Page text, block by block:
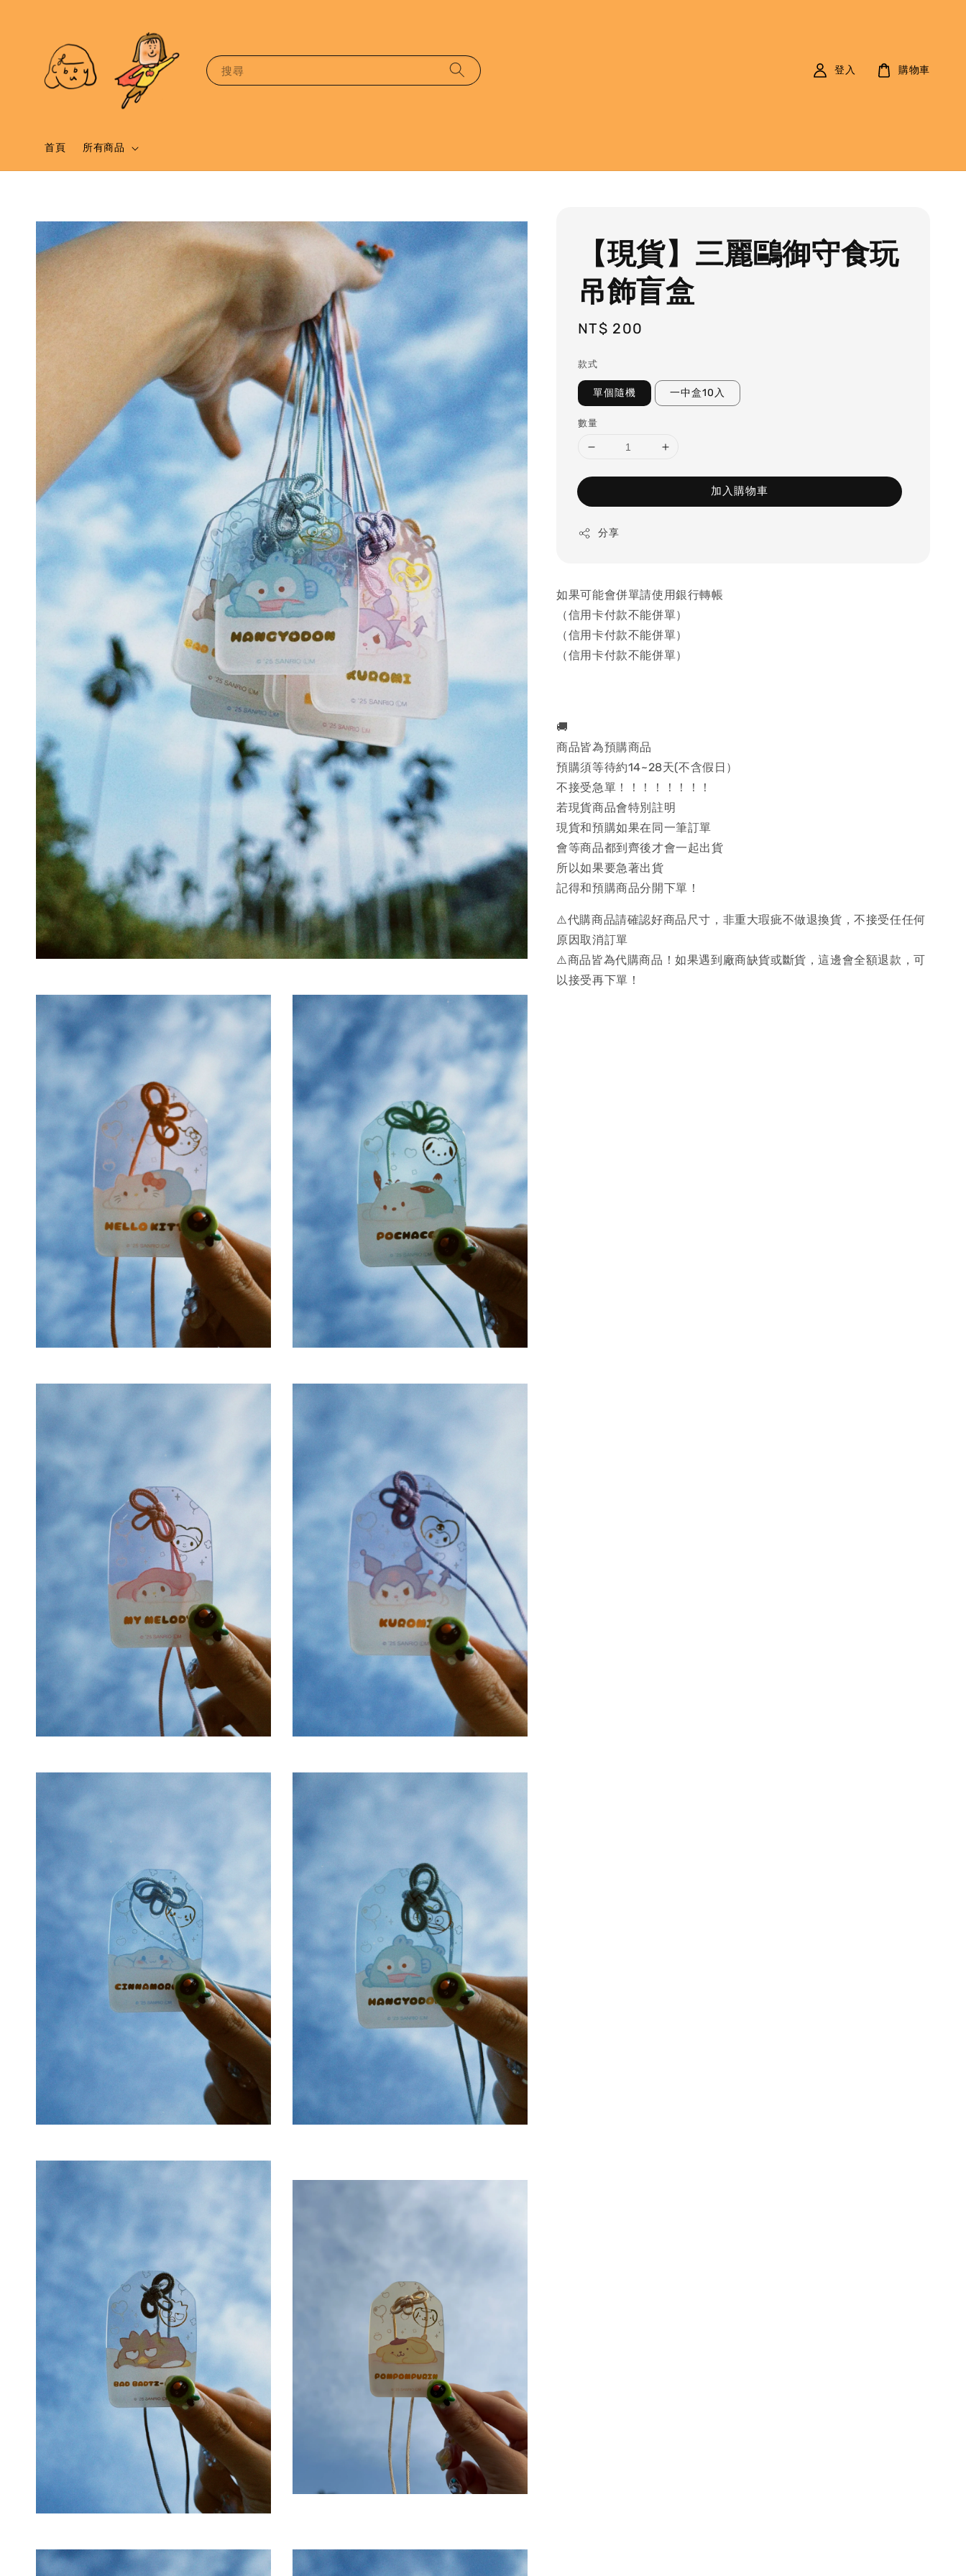
搜尋
首頁 所有商品
登入 購物車
【現貨】三麗鷗御守食玩
吊飾盲盒
Regular
NT$ 200
款式
單個隨機 一中盒10入
數量
加入購物車
分享
如果可能會併單請使用銀行轉帳
（信用卡付款不能併單）
（信用卡付款不能併單）
（信用卡付款不能併單）
🚚
商品皆為預購商品
預購須等待約14~28天(不含假日）
不接受急單！！！！！！！！
若現貨商品會特別註明
現貨和預購如果在同一筆訂單
會等商品都到齊後才會一起出貨
所以如果要急著出貨
記得和預購商品分開下單！
⚠️代購商品請確認好商品尺寸，非重大瑕疵不做退換貨，不接受任任何
原因取消訂單
⚠️商品皆為代購商品！如果遇到廠商缺貨或斷貨，這邊會全額退款，可
以接受再下單！